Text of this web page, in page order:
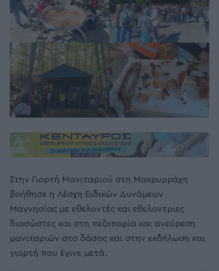
Στην Γιορτή Μανιταριού στη Μακρυρράχη
βοήθησε η Λέσχη Ειδικών Δυνάμεων
Μαγνησίας με εθελοντές και εθελοντριες
διασώστες και στη πεζοπορία και ανεύρεση
μανιταριών στο δάσος και στην εκδήλωση και
γιορτή που έγινε μετά.